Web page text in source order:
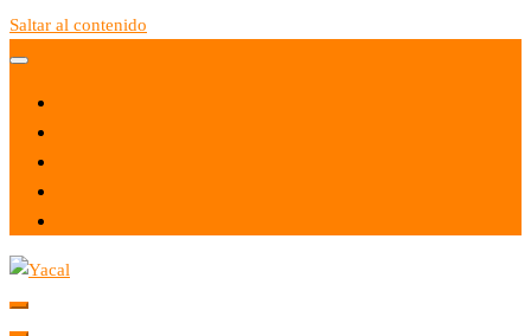
Saltar al contenido